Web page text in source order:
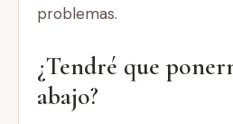
problemas.
¿Tendré que
abajo?